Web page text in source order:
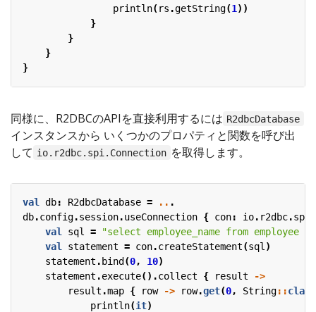
println(rs .getString(1 ))
}
}
}
}
同様に、R2DBCのAPIを直接利用するには R2dbcDatabase
インスタンスから いくつかのプロパティと関数を呼び出
して io.r2dbc.spi.Connection を取得します。
val db: R2dbcDatabase = .. .
db.config.session.useConnection { con: io. r2dbc.spi
val
sql =
"select employee_name from employee
val
statement = con.createStatement(sql )
statement .bind(0, 10)
statement .execute().collect { result
->
result .map { row -> row.get(0, String::class
println(it)